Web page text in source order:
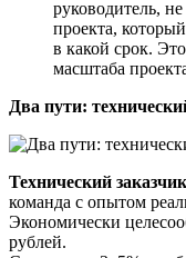
руководитель,
проекта,
в какой срок.
масштаба
Два пути:
Технический
команда с опытом
Экономически
рублей.